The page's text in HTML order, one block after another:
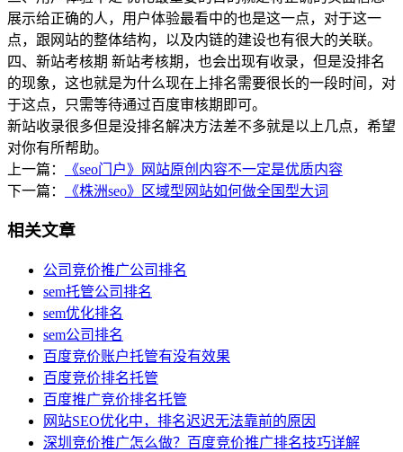
展示给正确的人，用户体验最看中的也是这一点，对于这一
点，跟网站的整体结构，以及内链的建设也有很大的关联。
四、新站考核期 新站考核期，也会出现有收录，但是没排名
的现象，这也就是为什么现在上排名需要很长的一段时间，对
于这点，只需等待通过百度审核期即可。
新站收录很多但是没排名解决方法差不多就是以上几点，希望
对你有所帮助。
上一篇：
《seo门户》网站原创内容不一定是优质内容
下一篇：
《株洲seo》区域型网站如何做全国型大词
相关文章
公司竞价推广公司排名
sem托管公司排名
sem优化排名
sem公司排名
百度竞价账户托管有没有效果
百度竞价排名托管
百度推广竞价排名托管
网站​SEO优化中，排名迟迟无法靠前的原因
深圳竞价推广怎么做？百度竞价推广排名技巧详解